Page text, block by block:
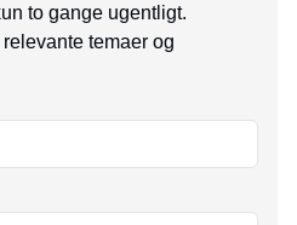
to gange ugentligt.
temaer og